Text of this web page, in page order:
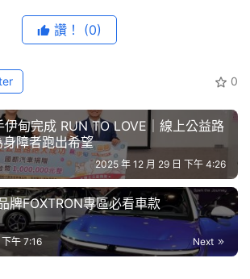
L 於四大安全領域得分率中分別
級評等平衡標準規定，TUCSON L 車型
星。（詳附圖 2）
果報告_HYUNDAI TUCSON L 下載
CROSS 於四大安全領域得分率中分
、兒童保護 71%、行人保護 82%及安
星級評等平衡標準規定，YARIS CROSS
四顆星。（詳附圖 3）
讚！ (0)
0
甸完成 RUN TO LOVE｜線上公益路
障者跑出希望
2025 年 12 月 29 日 下午 4:26
牌FOXTRON專區必看車款
Next
午 7:16